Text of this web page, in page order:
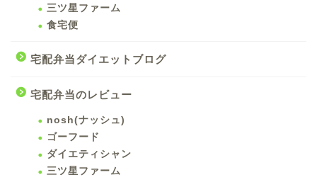
三ツ星ファーム
食宅便
宅配弁当ダイエットブログ
宅配弁当のレビュー
nosh(ナッシュ)
ゴーフード
ダイエティシャン
三ツ星ファーム